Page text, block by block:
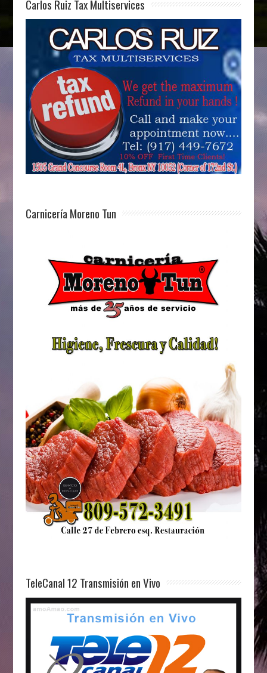
Carlos Ruiz Tax Multiservices
Carnicería Moreno Tun
TeleCanal 12 Transmisión en Vivo